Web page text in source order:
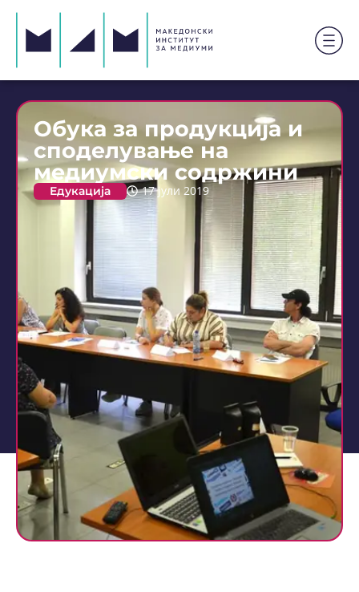
Обука за продукција и
споделување на
медиумски содржини
Едукација 17 јули 2019